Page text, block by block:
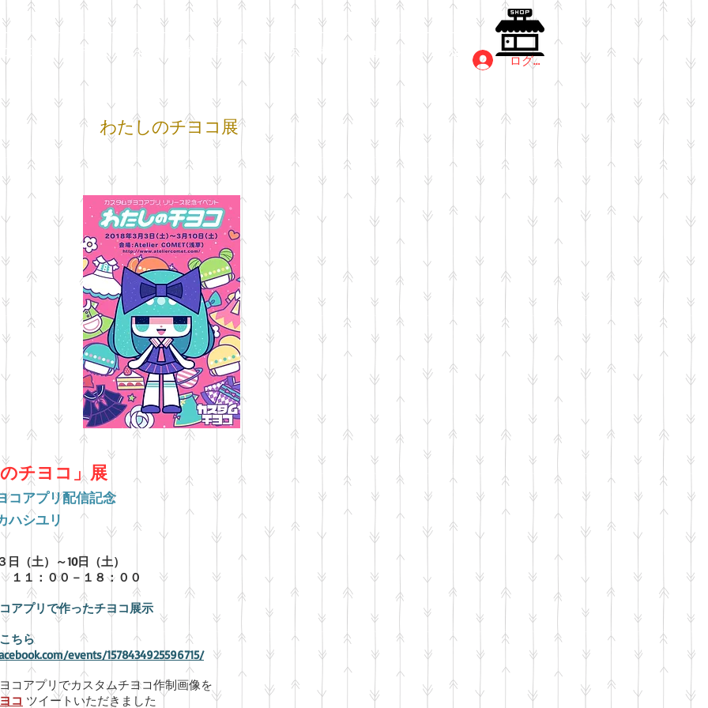
GALLERY 展示のお知らせ 公募作家募集中 公募展示概要 過去の展示 More
ログイン
​わたしのチヨコ展
チヨコ」展
コアプリ配信記念
シユリ
日（土）～10日（土）
０－１８：００
アプリで作ったチヨコ展示
ちら
events/1578434925596715/
コアプリでカスタムチヨコ作制画像を
コ ツイートいただきました